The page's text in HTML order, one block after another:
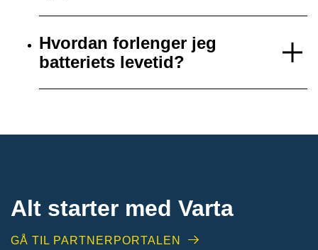
Hvordan forlenger jeg
batteriets levetid?
Alt starter med Varta
GÅ TIL PARTNERPORTALEN